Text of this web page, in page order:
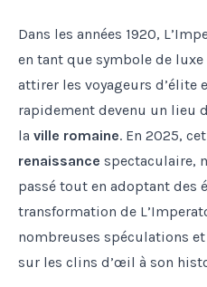
Dans les années 1920,
en tant que symbole de luxe
attirer les voyageurs d’élite
rapidement devenu un lieu
la ville romaine. En 2025,
renaissance spectaculaire,
passé tout en adoptant des
transformation de
nombreuses spéculations
sur les clins d’œil à son